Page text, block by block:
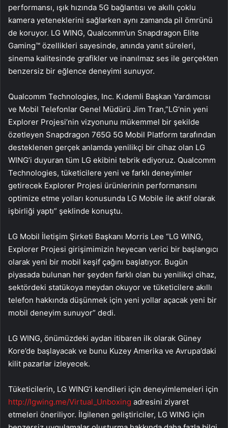
performansı, ışık hızında 5G bağlantısı ve akıllı çoklu
kamera yeteneklerini sağlarken aynı zamanda pil ömrünü
de koruyor. LG WING, Qualcomm’un Snapdragon Elite
Gaming™ özellikleri sayesinde, anında yanıt süreleri,
sinema kalitesinde grafikler ve inanılmaz ses ile gerçekten
benzersiz bir eğlence deneyimi sunuyor.
Qualcomm Technologies, Inc. Kıdemli Başkan Yardımcısı
ve Mobil Telefonlar Genel Müdürü Jim Tran,”LG’nin yeni
Explorer Projesi’nin vizyonunu mükemmel bir şekilde
özetleyen Snapdragon 765G 5G Mobil Platform tarafından
desteklenen gerçek anlamda yenilikçi bir cihaz olan LG
WING’i duyuran tüm LG ekibini tebrik ediyoruz. Qualcomm
Technologies, tüketicilere yeni ve farklı deneyimler
getirecek Explorer Projesi ürünlerinin performansını
optimize etme yolları konusunda LG Mobile ile aktif olarak
işbirliği yaptı” şeklinde konuştu.
LG Mobil İletişim Şirketi Başkanı Morris Lee “LG WING,
Explorer Projesi girişimimizin heyecan verici bir başlangıcı
olarak yeni bir mobil keşif çağını başlatıyor. Bugün
piyasada bulunan her şeyden farklı olan bu yenilikçi cihaz,
sektördeki statükoya meydan okuyor ve tüketicilere akıllı
telefon hakkında düşünmek için yeni yollar açacak yeni bir
mobil deneyim sunuyor” dedi.
LG WING, önümüzdeki aydan itibaren ilk olarak Güney
Kore’de başlayacak ve bunu Kuzey Amerika ve Avrupa’daki
kilit pazarlar izleyecek.
Tüketicilerin, LG WING’i kendileri için deneyimlemeleri için
http://lgwing.me/Virtual_Unboxing adresini ziyaret
etmeleri öneriliyor. İlgilenen geliştiriciler, LG WING için